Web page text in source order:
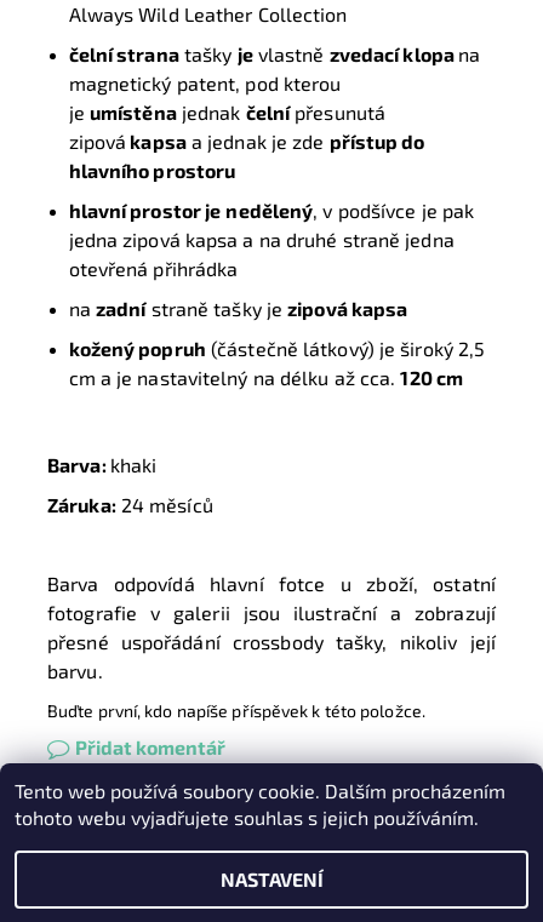
Always Wild Leather Collection
čelní stranatašky jevlastně zvedací klopa na
magnetický patent, pod kterou
je umístěnajednak čelnípřesunutá
zipová kapsaa jednak je zde přístup do
hlavního prostoru
hlavní prostor je nedělený, v podšívce je pak
jedna zipová kapsa a na druhé straně jedna
otevřená přihrádka
na zadnístraně tašky jezipová kapsa
kožený popruh (částečně látkový) je široký 2,5
cm a je nastavitelný na délku až cca.120 cm
Barva: khaki
Záruka:24 měsíců
Barva odpovídá hlavní fotce u zboží, ostatní
fotografie v galerii jsou ilustrační a zobrazují
přesné uspořádání crossbody tašky, nikoliv její
barvu.
Buďte první, kdo napíše příspěvek k této položce.
Přidat komentář
Heureka.cz | Zboží.cz Oázakabelek
2026 © Kabelky pro Vás, všechna práva vyhrazena
Tento web používá soubory cookie. Dalším procházením
tohoto webu vyjadřujete souhlas s jejich používáním.
NASTAVENÍ